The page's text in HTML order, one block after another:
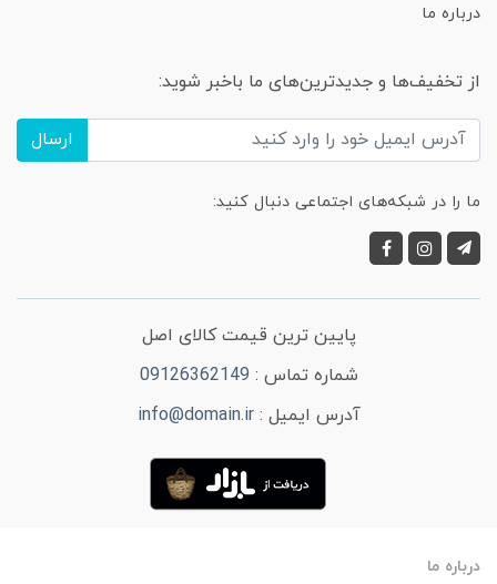
درباره ما
از تخفیف‌ها و جدیدترین‌های ما باخبر شوید:
ارسال
ما را در شبکه‌های اجتماعی دنبال کنید:
پایین ترین قیمت کالای اصل
شماره تماس : 09126362149
آدرس ایمیل :info@domain.ir
درباره ما